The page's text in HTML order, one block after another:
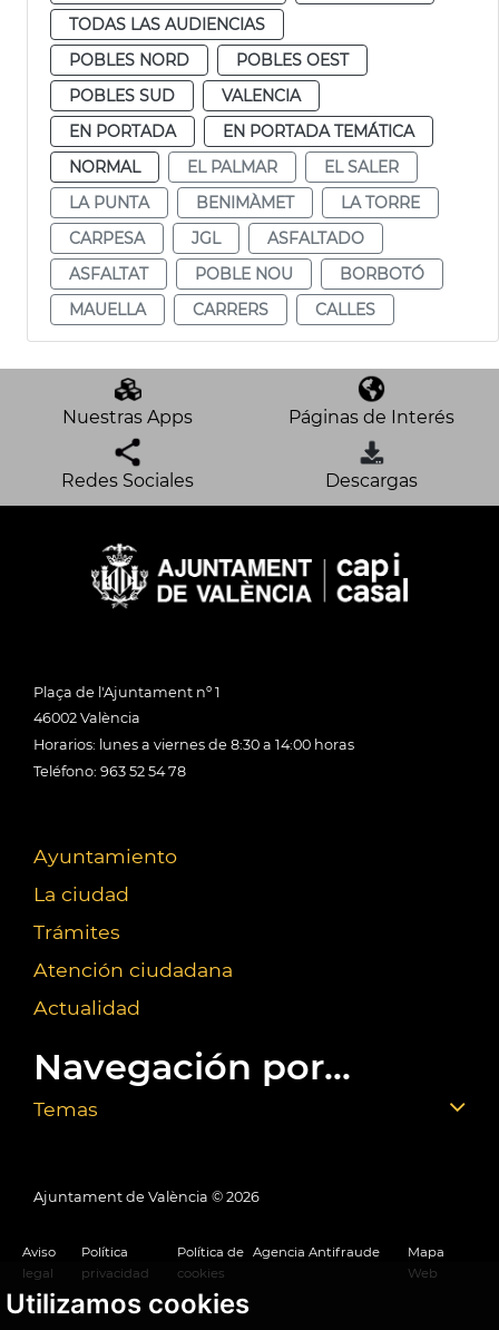
Utilizamos cookies
TODAS LAS AUDIENCIAS
POBLES NORD
POBLES OEST
POBLES SUD
VALENCIA
EN PORTADA
EN PORTADA TEMÁTICA
NORMAL
EL PALMAR
EL SALER
LA PUNTA
BENIMÀMET
LA TORRE
CARPESA
JGL
ASFALTADO
ASFALTAT
POBLE NOU
BORBOTÓ
MAUELLA
CARRERS CALLES
Nuestras Apps Páginas de Interés
Redes Sociales Descargas
Plaça de l'Ajuntament nº 1
46002 València
Horarios: lunes a viernes de 8:30 a 14:00 horas
Teléfono: 963 52 54 78
Ayuntamiento
La ciudad
Trámites
Atención ciudadana
Actualidad
Navegación por...
Temas
Ajuntament de València © 2026
Aviso
legal
Política
privacidad
Política de
cookies
Agencia Antifraude
Mapa
Web